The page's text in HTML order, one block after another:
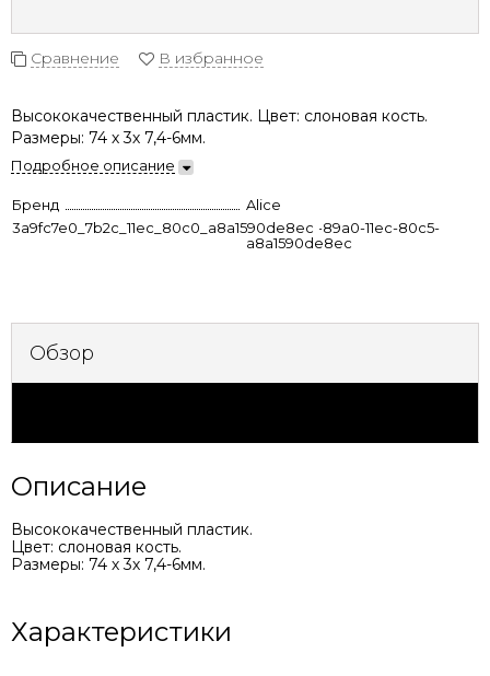
Сравнение В избранное
Высококачественный пластик. Цвет: слоновая кость.
Размеры: 74 х 3х 7,4-6мм.
Подробное описание
Бренд
Alice
3a9fc7e0_7b2c_11ec_80c0_a8a1590de8ec6ae002c2-89a0-11ec-80c5-
a8a1590de8ec
Обзор
Описание
Высококачественный пластик.
Цвет: слоновая кость.
Размеры: 74 х 3х 7,4-6мм.
Характеристики